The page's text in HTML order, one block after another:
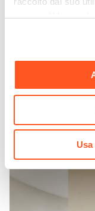
sezione "Mostra
momento. Per
nostraCookie
cannettato con
€ 244,00